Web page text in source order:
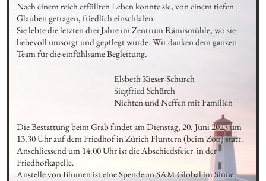
Nach einem reich erfüllten Leben konnte sie, von einem tiefen
Glauben getragen, friedlich einschlafen.
Sie lebte die letzten drei Jahre im Zentrum Rämismühle, wo sie
liebevoll umsorgt und gepflegt wurde. Wir danken dem ganzen
Team für die einfühlsame Begleitung.
Elsbeth Kieser-Schürch
Siegfried Schürch
Nichten und Neffen mit Familien
Die Bestattung beim Grab findet am Dienstag, 20. Juni 2023 um
13:30 Uhr auf dem Friedhof in Zürich Fluntern (beim Zoo) statt.
Anschliessend um 14:00 Uhr ist die Abschiedsfeier  in der
Friedhofkapelle.
Anstelle von Blumen ist eine Spende an SAM Global im Sinne